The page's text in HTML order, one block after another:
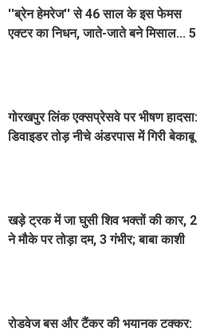
''ब्रेन हेमरेज'' से 46 साल के इस फेमस
एक्टर का निधन, जाते-जाते बने मिसाल... 5
गोरखपुर लिंक एक्सप्रेसवे पर भीषण हादसा:
डिवाइडर तोड़ नीचे अंडरपास में गिरी बेकाबू
खड़े ट्रक में जा घुसी शिव भक्तों की कार, 2
ने मौके पर तोड़ा दम, 3 गंभीर; बाबा काशी
रोडवेज बस और टैंकर की भयानक टक्कर: